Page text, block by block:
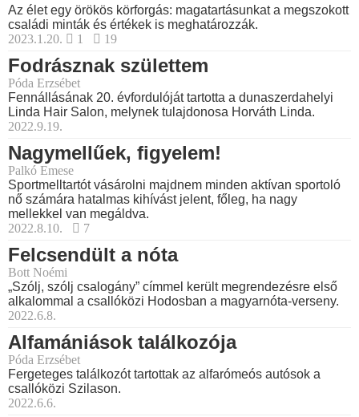
Az élet egy örökös körforgás: magatartásunkat a megszokott
családi minták és értékek is meghatározzák.
2023.1.20.
1 19
Fodrásznak születtem
Póda Erzsébet
Fennállásának 20. évfordulóját tartotta a dunaszerdahelyi
Linda Hair Salon, melynek tulajdonosa Horváth Linda.
2022.9.19.
Nagymellűek, figyelem!
Palkó Emese
Sportmelltartót vásárolni majdnem minden aktívan sportoló
nő számára hatalmas kihívást jelent, főleg, ha nagy
mellekkel van megáldva.
2022.8.10.
7
Felcsendült a nóta
Bott Noémi
„Szólj, szólj csalogány” címmel került megrendezésre első
alkalommal a csallóközi Hodosban a magyarnóta-verseny.
2022.6.8.
Alfamániások találkozója
Póda Erzsébet
Fergeteges találkozót tartottak az alfarómeós autósok a
csallóközi Szilason.
2022.6.6.